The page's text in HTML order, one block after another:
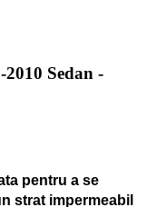
Sedan -
pentru a se
strat impermeabil